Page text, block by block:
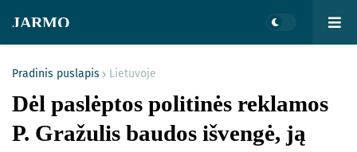
JARMO
Pradinis puslapis Lietuvoje
Dėl paslėptos politinės reklamos
P. Gražulis baudos išvengė, ją